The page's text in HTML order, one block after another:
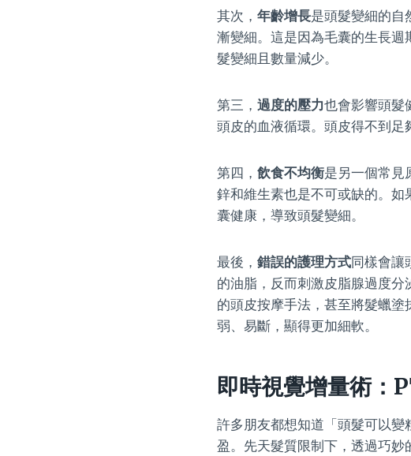
其次， 年齡增長是頭髮變細的自
漸變細。這是因為毛囊的生長
髮變細且數量減少。
第三， 過度的壓力也會影響頭髮
頭皮的血液循環。頭皮得不到足
第四， 飲食不均衡是另一個常見
鋅和維生素也是不可或缺的。
囊健康，導致頭髮變細。
最後， 錯誤的護理方式同樣會讓
的油脂，反而刺激皮脂腺過度
的頭皮按摩手法，甚至將髮蠟
弱、易斷，顯得更加細軟。
即時視覺增量術：
許多朋友都想知道「頭髮可以
盈。先天髮質限制下，透過巧